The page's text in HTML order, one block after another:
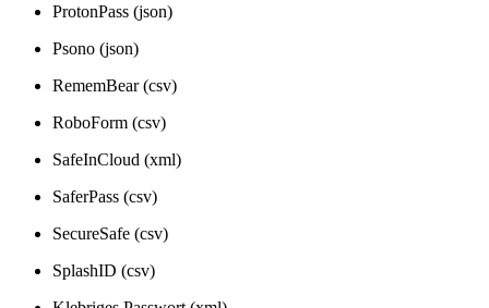
ProtonPass (json)
Psono (json)
RememBear (csv)
RoboForm (csv)
SafeInCloud (xml)
SaferPass (csv)
SecureSafe (csv)
SplashID (csv)